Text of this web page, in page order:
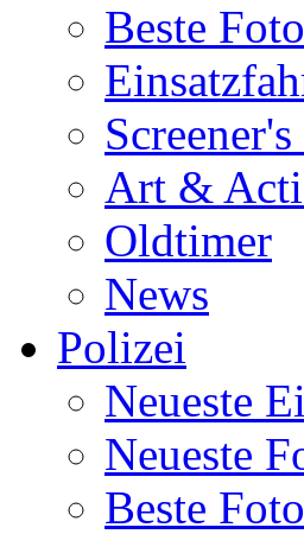
Beste
Art &
Oldtimer
News
Polizei
Neueste
Neueste
Beste